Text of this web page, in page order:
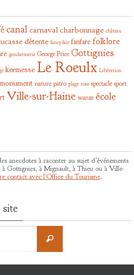
canalcarnavalcharbonnage château
détente fancy-fair fanfare folklore
gendarmerie George Price Gottignies
kermesse Le Roeulx Libération
monument nature patro plage rose spectacle sport
Ville-sur-Haine wanze école
anecdotes à raconter au sujet d’événements
à Gottignies, à Mignault, à Thieu ou à Ville-
contact avec l’Office du Tourisme.
site
Recherche